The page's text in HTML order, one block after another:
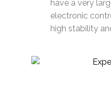
have a very
electronic
high stability